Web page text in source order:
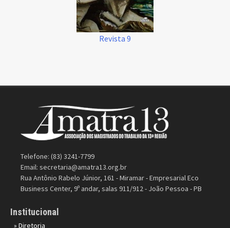
Revista 9
Telefone: (83) 3241-7799
Email: secretaria@amatra13.org.br
Rua Antônio Rabelo Júnior, 161 - Miramar - Empresarial Eco
Business Center, 9º andar, salas 911/912 - João Pessoa - PB
Institucional
» Diretoria